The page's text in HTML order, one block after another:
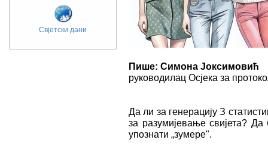
Свјетски дани
Пише: Симона Јоксимовић
руководилац Осјека за
Да ли за генерацију З
за разумијевање свијета?
упознати „зумере".